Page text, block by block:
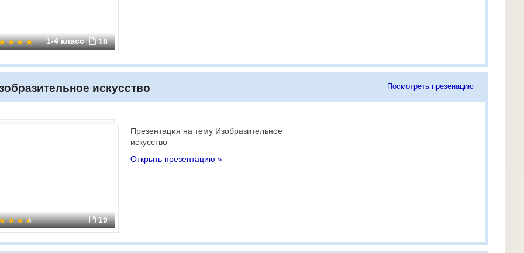
1-4 класс 18
искусство Посмотреть презенацию
19
Презентация на тему Изобразительное
искусство
Открыть презентацию »